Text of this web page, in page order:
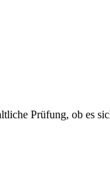
Prüfung, ob es